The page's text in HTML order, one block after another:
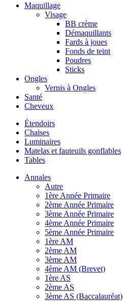
Maquillage
Visage
BB crème
Démaquillants
Fards à joues
Fonds de teint
Poudres
Sticks
Ongles
Vernis à Ongles
Santé
Cheveux
Étendoirs
Chaises
Luminaires
Matelas et fauteuils gonflables
Tables
Annales
Autre
1ère Année Primaire
2ème Année Primaire
3ème Année Primaire
4ème Année Primaire
5ème Année Primaire
1ère AM
2ème AM
3ème AM
4ème AM (Brevet)
1ère AS
2ème AS
3ème AS (Baccalauréat)